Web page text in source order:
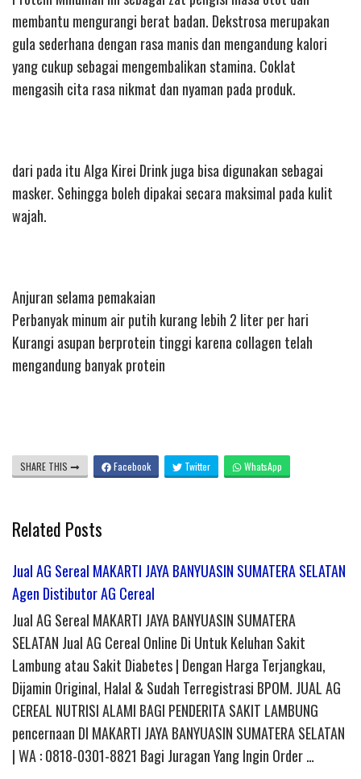
membantu mengurangi berat badan. Dekstrosa merupakan
gula sederhana dengan rasa manis dan mengandung kalori
yang cukup sebagai mengembalikan stamina. Coklat
mengasih cita rasa nikmat dan nyaman pada produk.
dari pada itu Alga Kirei Drink juga bisa digunakan sebagai
masker. Sehingga boleh dipakai secara maksimal pada kulit
wajah.
Anjuran selama pemakaian
Perbanyak minum air putih kurang lebih 2 liter per hari
Kurangi asupan berprotein tinggi karena collagen telah
mengandung banyak protein
SHARE THIS Facebook Twitter WhatsApp
Related Posts
Jual AG Sereal MAKARTI JAYA BANYUASIN SUMATERA SELATAN
Agen Distibutor AG Cereal
Jual AG Sereal MAKARTI JAYA BANYUASIN SUMATERA
SELATAN Jual AG Cereal Online Di Untuk Keluhan Sakit
Lambung atau Sakit Diabetes | Dengan Harga Terjangkau,
Dijamin Original, Halal & Sudah Terregistrasi BPOM. JUAL AG
CEREAL NUTRISI ALAMI BAGI PENDERITA SAKIT LAMBUNG
pencernaan DI MAKARTI JAYA BANYUASIN SUMATERA SELATAN
| WA : 0818-0301-8821 Bagi Juragan Yang Ingin Order …